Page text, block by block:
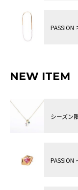
NEW ITEM
シーズン
PASSION